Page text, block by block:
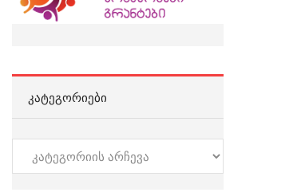
ᲙᲐᲢᲔᲒᲝᲠᲘᲔᲑᲘ
კატეგორიები